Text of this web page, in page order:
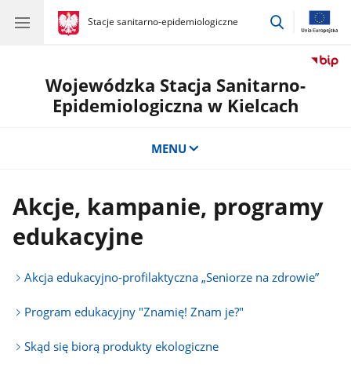
gov.pl
Stacje sanitarno-epidemiologiczne
gov.pl
Stacje
przejdź
Wojewódzka Stacja Sanitarno-
Epidemiologiczna w Kielcach
MENU
Akcje, kampanie, programy
edukacyjne
Akcja edukacyjno-profilaktyczna „Seniorze na zdrowie”
Program edukacyjny "Znamię! Znam je?"
Skąd się biorą produkty ekologiczne